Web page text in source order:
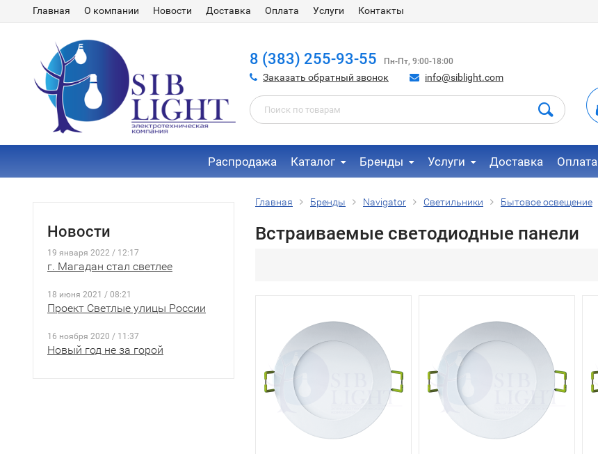
Главная О компании Новости Доставка Оплата Услуги Контакты
8 (383) 255-93-55 Пн-Пт, 9:00-18:00
Заказать обратный звонок info@siblight.com
Распродажа Каталог Бренды Услуги Доставка Оплата
Новости
19 января 2022 / 12:17
г. Магадан стал светлее
18 июня 2021 / 08:21
Проект Светлые улицы России
16 ноября 2020 / 11:37
Новый год не за горой
Главная Бренды Navigator Светильники Бытовое освещение
Встраиваемые светодиодные панели